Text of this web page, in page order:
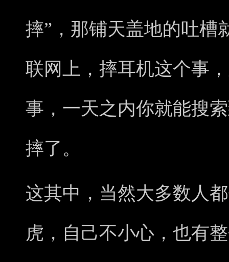
摔”，那铺天盖地的吐槽
联网上，摔耳机这个事
事，一天之内你就能搜
摔了。
这其中，当然大多数人
虎，自己不小心，也有